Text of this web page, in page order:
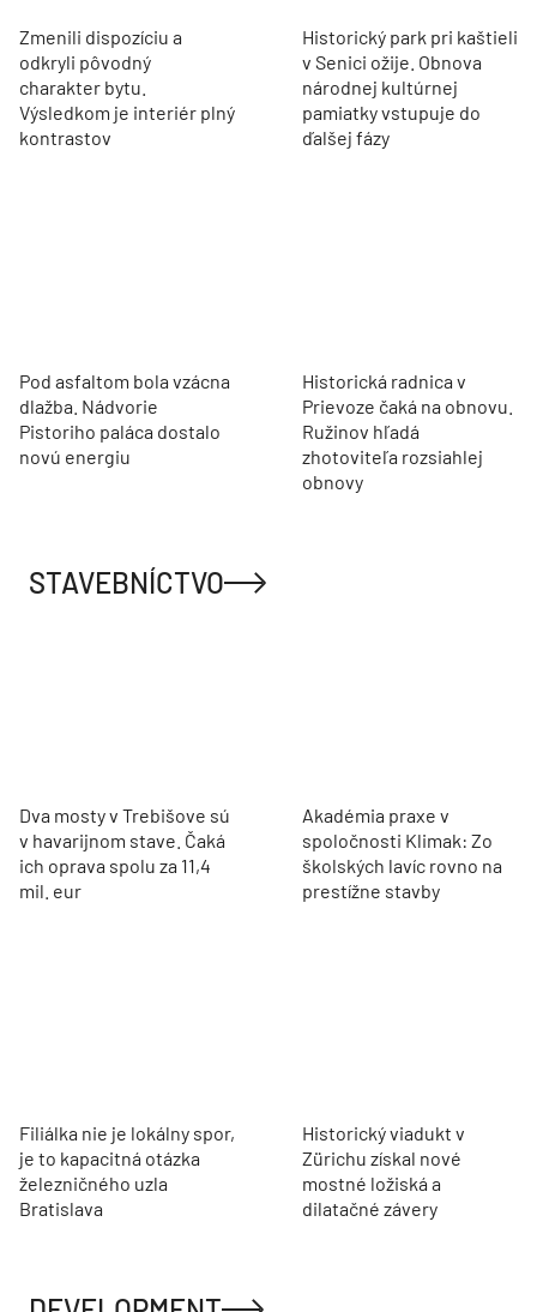
Zmenili dispozíciu a
odkryli pôvodný
charakter bytu.
Výsledkom je interiér plný
kontrastov
Historický park pri kaštieli
v Senici ožije. Obnova
národnej kultúrnej
pamiatky vstupuje do
ďalšej fázy
Pod asfaltom bola vzácna
dlažba. Nádvorie
Pistoriho paláca dostalo
novú energiu
Historická radnica v
Prievoze čaká na obnovu.
Ružinov hľadá
zhotoviteľa rozsiahlej
obnovy
STAVEBNÍCTVO
Dva mosty v Trebišove sú
v havarijnom stave. Čaká
ich oprava spolu za 11,4
mil. eur
Akadémia praxe v
spoločnosti Klimak: Zo
školských lavíc rovno na
prestížne stavby
Filiálka nie je lokálny spor,
je to kapacitná otázka
železničného uzla
Bratislava
Historický viadukt v
Zürichu získal nové
mostné ložiská a
dilatačné závery